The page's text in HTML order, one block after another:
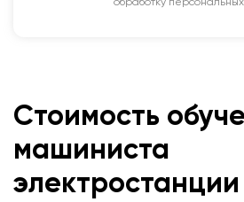
обработку
Стоимость
машиниста
электростанции